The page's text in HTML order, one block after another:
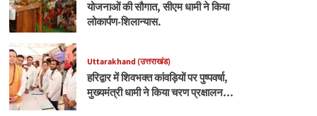
योजनाओं की सौगात, सीएम धामी ने किया
लोकार्पण-शिलान्यास.
Uttarakhand (उत्तराखंड)
हरिद्वार में शिवभक्त कांवड़ियों पर पुष्पवर्षा,
मुख्यमंत्री धामी ने किया चरण प्रक्षालन…